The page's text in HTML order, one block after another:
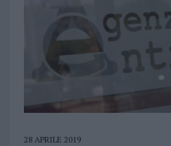
28 APRILE 2019